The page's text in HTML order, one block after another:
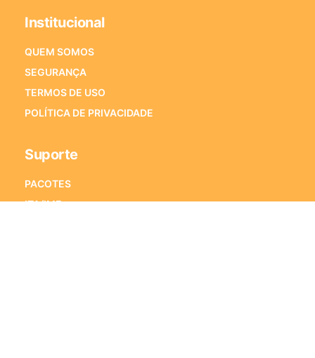
Institucional
QUEM SOMOS
SEGURANÇA
TERMOS DE USO
POLÍTICA DE PRIVACIDADE
Suporte
PACOTES
ITA/IME